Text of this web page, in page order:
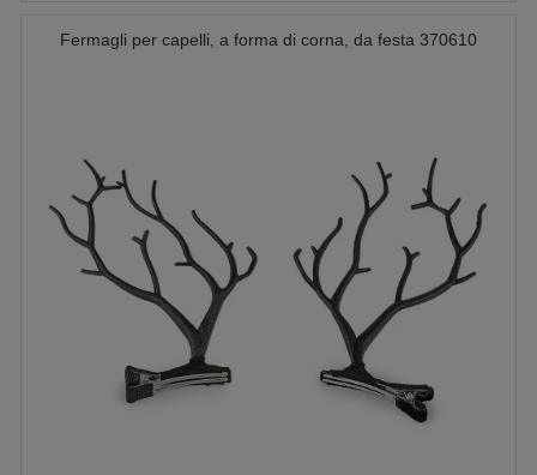
Fermagli per capelli, a forma di corna, da festa 370610